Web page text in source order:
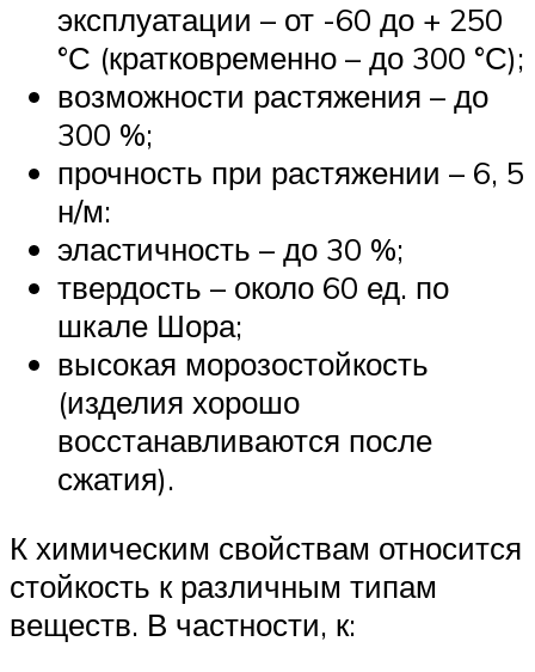
эксплуатации – от -60 до + 250
°С (кратковременно – до 300 °С);
возможности растяжения – до
300 %;
прочность при растяжении – 6, 5
н/м:
эластичность – до 30 %;
твердость – около 60 ед. по
шкале Шора;
высокая морозостойкость
(изделия хорошо
восстанавливаются после
сжатия).
К химическим свойствам относится
стойкость к различным типам
веществ. В частности, к: